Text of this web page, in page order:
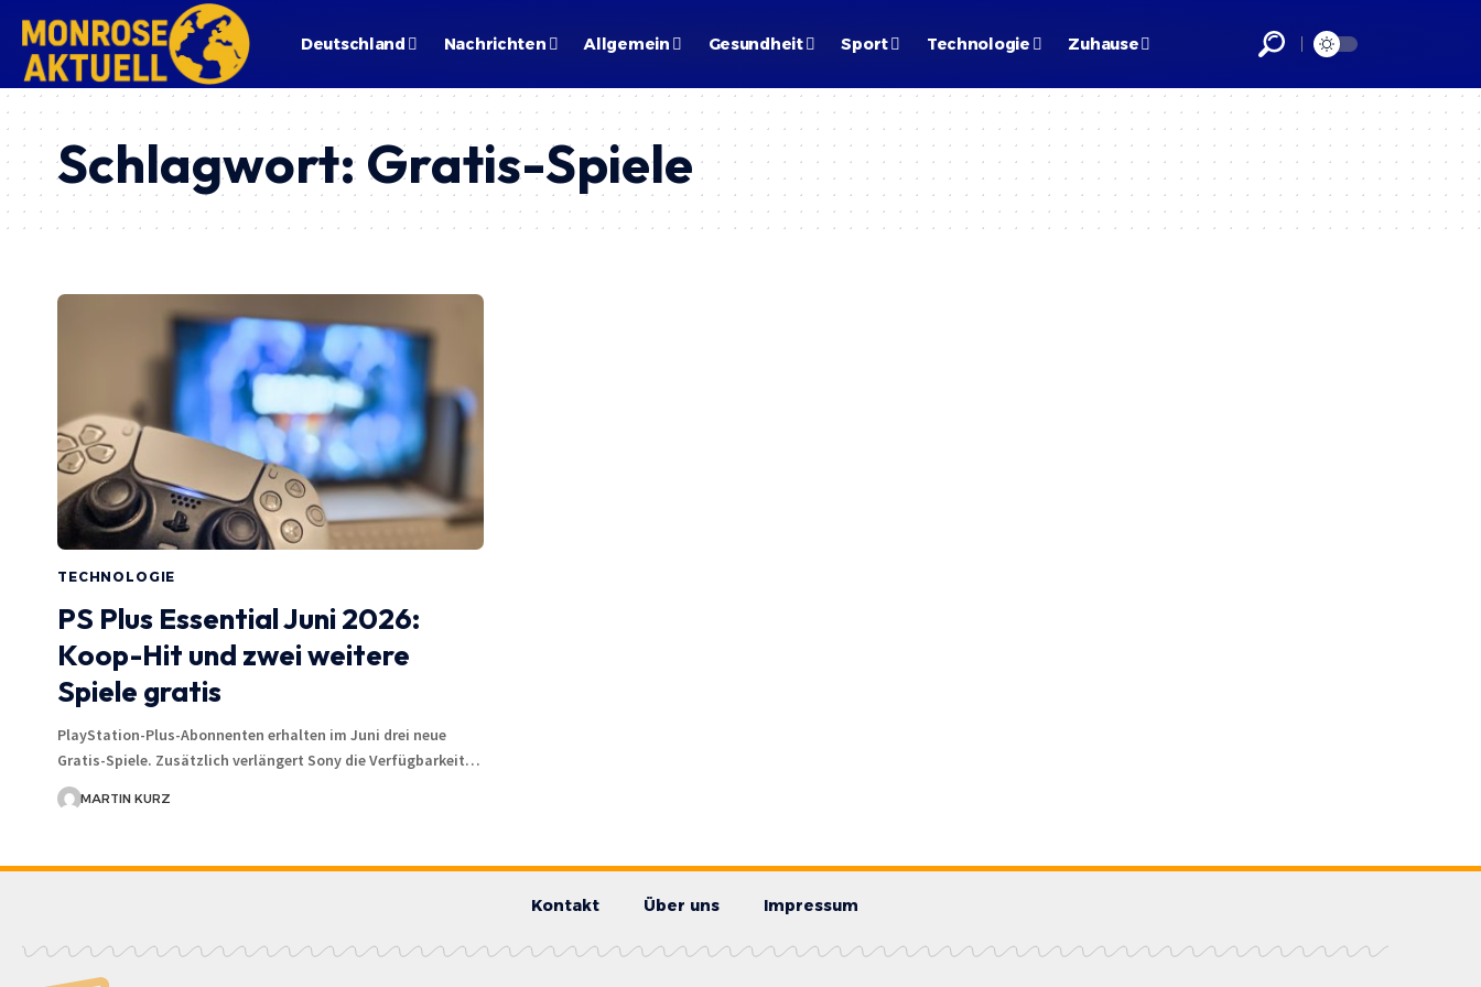
Deutschland Nachrichten Allgemein Gesundheit Sport Technologie Zuhause
Schlagwort:Gratis-Spiele
TECHNOLOGIE
PS Plus Essential Juni 2026:
Koop-Hit und zwei weitere
Spiele gratis
PlayStation-Plus-Abonnenten erhalten im Juni drei neue
Gratis-Spiele. Zusätzlich verlängert Sony die Verfügbarkeit…
MARTIN KURZ
Kontakt Über uns Impressum